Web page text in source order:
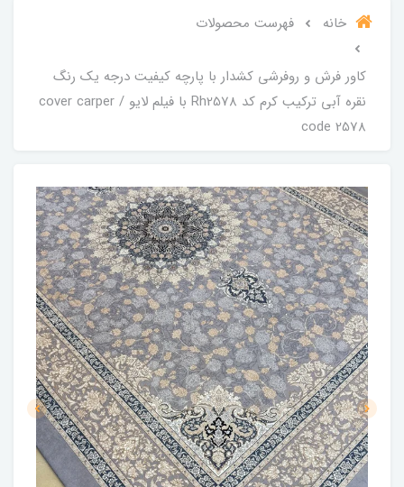
خانه فهرست محصولات
کاور فرش و روفرشی کشدار با پارچه کیفیت درجه یک رنگ
نقره آبی ترکیب کرم کد Rh2578 با فیلم لایو / cover carper
code 2578